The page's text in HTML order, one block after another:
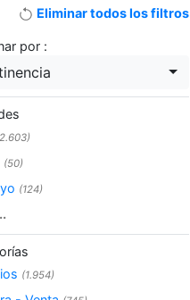
Eliminar todos los filtros
por :
(50)
(124)
(1.954)